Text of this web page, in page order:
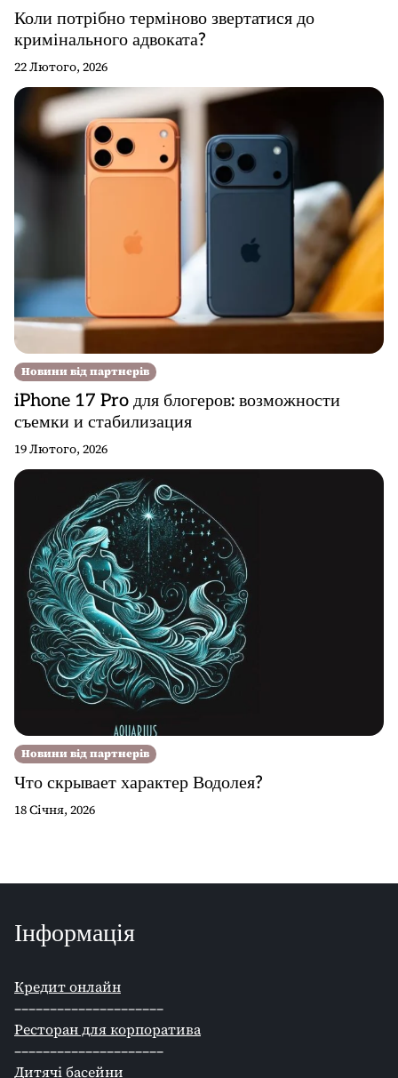
Коли потрібно терміново звертатися до
кримінального адвоката?
22 Лютого, 2026
Новини від партнерів
iPhone 17 Pro для блогеров: возможности
съемки и стабилизация
19 Лютого, 2026
Новини від партнерів
Что скрывает характер Водолея?
18 Січня, 2026
Інформація
Кредит онлайн
–––––––––––––––––––––
Ресторан для корпоратива
–––––––––––––––––––––
Дитячі басейни